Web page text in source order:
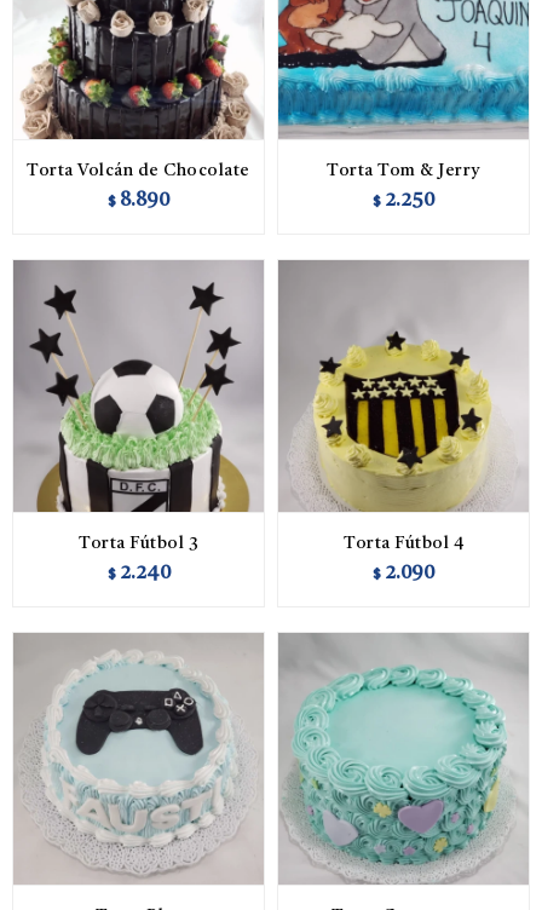
Torta Volcán de Chocolate
$ 8.890
Torta Tom & Jerry
$ 2.250
Torta Fútbol 3
$ 2.240
Torta Fútbol 4
$ 2.090